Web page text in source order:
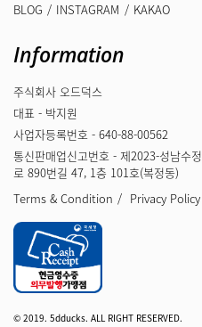
BLOG
INSTAGRAM KAKAO
Information
주식회사 오드덕스
대표 - 박지원
사업자등록번호 - 640-88-00562
통신판매업신고번호 - 제2023-성남수
로 890번길 47, 1층 101호(복정동)
Terms & Condition
Privacy Policy
© 2019. 5dducks. ALL RIGHT RESERVED.